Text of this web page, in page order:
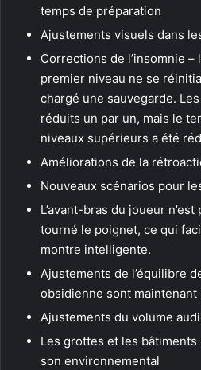
temps de préparation
Ajustements visuels dans
Corrections de l’insomnie
premier niveau ne se
chargé une sauvegarde.
réduits un par un, mais le
niveaux supérieurs a été
Améliorations de la
Nouveaux scénarios pour
L’avant-bras du joueur
tourné le poignet, ce qui
montre intelligente.
Ajustements de l’équilibre
obsidienne sont maintenant
Ajustements du volume
Les grottes et les bâtiments
son environnemental